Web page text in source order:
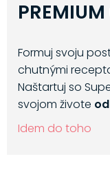
Formuj svoju
chutnými
Naštartuj so
svojom živote
Idem do toho